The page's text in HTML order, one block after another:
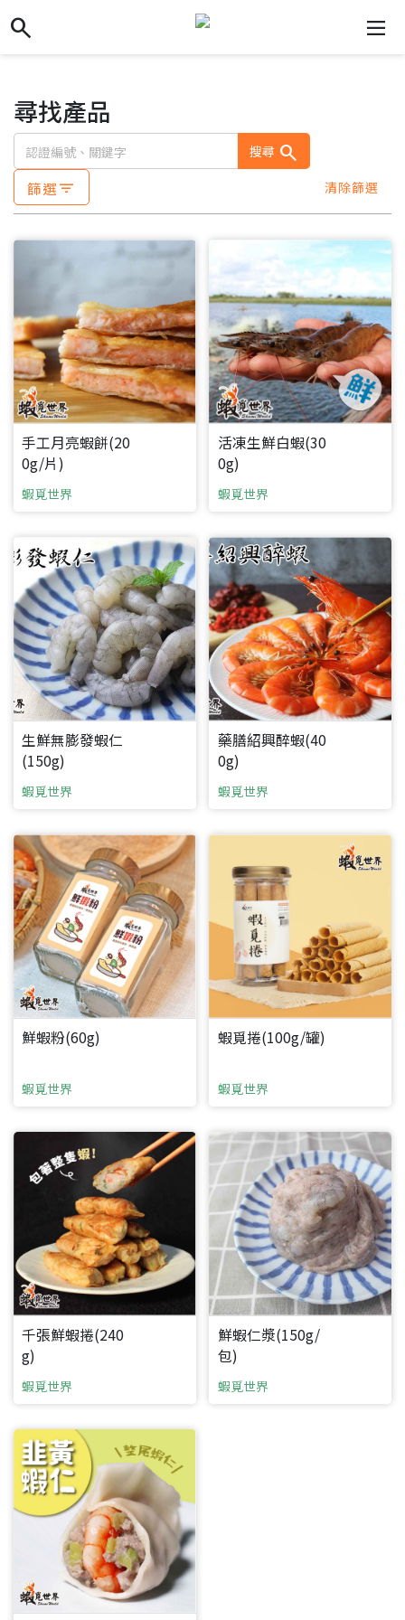
search
search dehaze
尋找產品
搜尋 search
篩選filter_list 清除篩選
手工月亮蝦餅(20
0g/片)
蝦覓世界
活凍生鮮白蝦(30
0g)
蝦覓世界
生鮮無膨發蝦仁
(150g)
蝦覓世界
藥膳紹興醉蝦(40
0g)
蝦覓世界
鮮蝦粉(60g)
蝦覓世界
蝦覓捲(100g/罐)
蝦覓世界
千張鮮蝦捲(240
g)
蝦覓世界
鮮蝦仁漿(150g/
包)
蝦覓世界
要註冊嗎？
嗨~這個 LINE 帳號還沒有註冊過，
只要驗證手機號碼就能完成註冊。
您要繼續嗎？
返回
請加入LINE好友
加入「嘉義優鮮」LINE 好友，
才能繼續註冊喔。
點擊加入 LINE 好友
返回
註冊完成
註冊完成了！
開始填寫申請資料吧~
填寫申請資料
返回首頁
要申請新產品嗎？
您的申請資料正在等候審查中，
要申請新產品嗎？
查看申請進度
返回首頁
要看申請秘笈嗎？
想知道怎麼做更容易通過審核嗎？
看看申請教學吧！
如果你已經準備好了，
點擊「直接申請」按鈕開始填寫申請表。
直接申請